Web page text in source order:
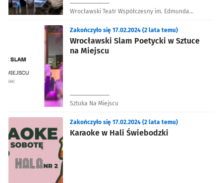
Wrocławski Teatr Współczesny im. Edmunda
Wrocławski Slam Poetycki w Sztuce
na Miejscu
Zakończyło się 17.02.2024 (2 lata temu)
Sztuka Na Miejscu
Karaoke w Hali Świebodzki
Zakończyło się 17.02.2024 (2 lata temu)